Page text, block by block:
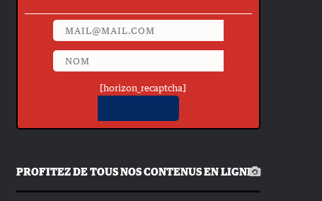
[horizon_recaptcha]
PROFITEZ DE TOUS NOS CONTENUS EN LIGNE